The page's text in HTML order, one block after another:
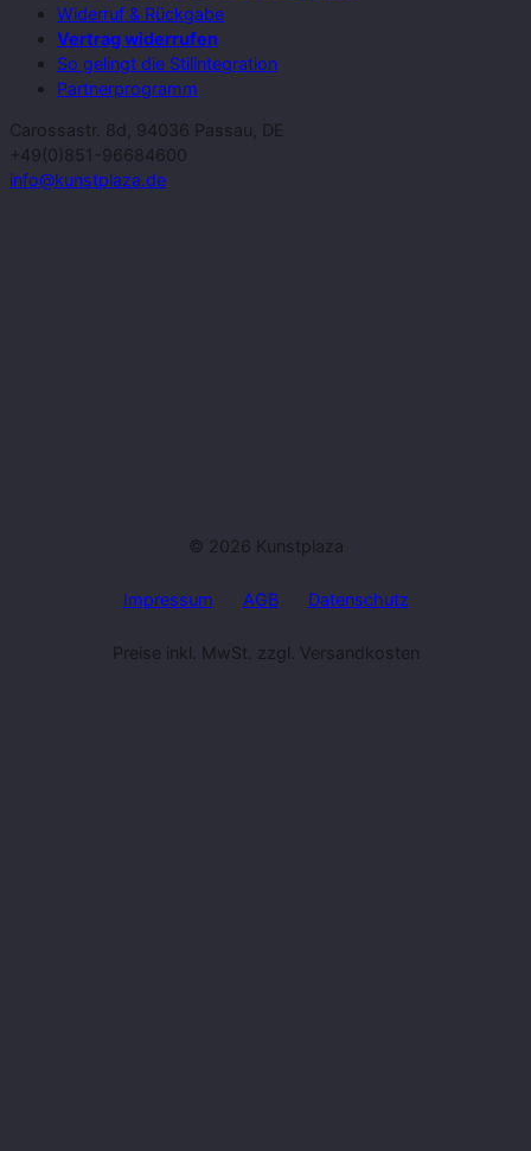
Widerruf & Rückgabe
Vertrag widerrufen
So gelingt die Stilintegration
Partnerprogramm
Carossastr. 8d, 94036 Passau, DE
+49(0)851-96684600
info@kunstplaza.de
© 2026 Kunstplaza
Impressum AGB Datenschutz
Preise inkl. MwSt. zzgl. Versandkosten